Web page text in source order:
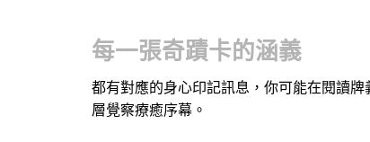
每一張奇蹟卡的涵義
都有對應的身心印記訊息，你可能在閱讀
層覺察療癒序幕。